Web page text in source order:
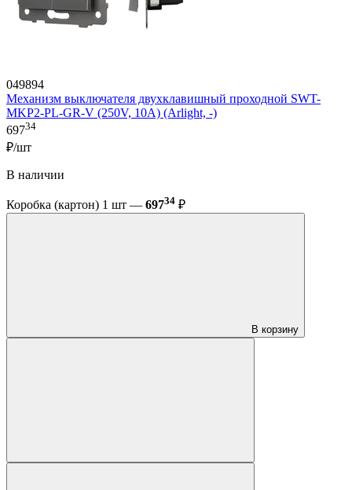
049894
Механизм выключателя двухклавишный проходной SWT-
MKP2-PL-GR-V (250V, 10A) (Arlight, -)
69734
₽/шт
В наличии
Коробка (картон) 1 шт — 69734 ₽
В корзину